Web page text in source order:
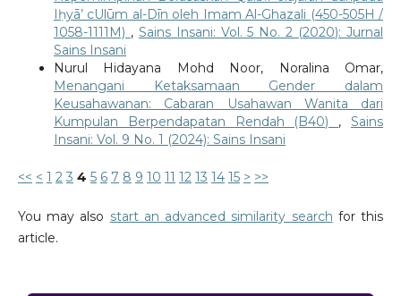
Iḥyā’ cUlūm al-Dīn oleh Imam Al-Ghazali (450-505H /
1058-1111M) , Sains Insani: Vol. 5 No. 2 (2020): Jurnal
Sains Insani
Nurul Hidayana Mohd Noor, Noralina Omar,
Menangani Ketaksamaan Gender dalam
Keusahawanan: Cabaran Usahawan Wanita dari
Kumpulan Berpendapatan Rendah (B40) ,Sains
Insani: Vol. 9 No. 1 (2024): Sains Insani
<< < 1 2 3 4 5 6 7 8 9 10 11 12 13 14 15 > >>
You may also start an advanced similarity search for this
article.